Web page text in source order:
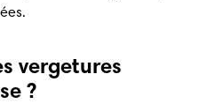
vergetures
?